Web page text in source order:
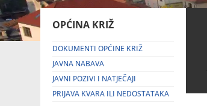
OPĆINA KRIŽ
DOKUMENTI OPĆINE KRIŽ
JAVNA NABAVA
JAVNI POZIVI I NATJEČAJI
PRIJAVA KVARA ILI NEDOSTATAKA